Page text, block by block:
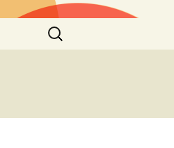
Ieškoti: